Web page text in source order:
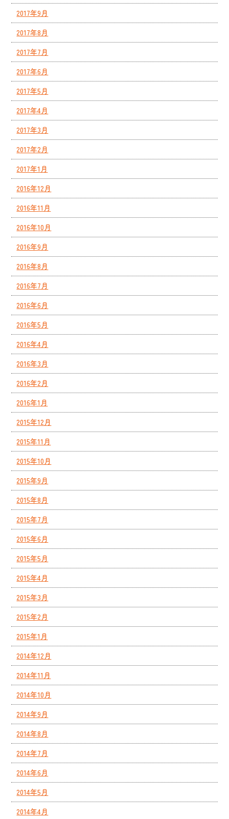
2017年9月
2017年8月
2017年7月
2017年6月
2017年5月
2017年4月
2017年3月
2017年2月
2017年1月
2016年12月
2016年11月
2016年10月
2016年9月
2016年8月
2016年7月
2016年6月
2016年5月
2016年4月
2016年3月
2016年2月
2016年1月
2015年12月
2015年11月
2015年10月
2015年9月
2015年8月
2015年7月
2015年6月
2015年5月
2015年4月
2015年3月
2015年2月
2015年1月
2014年12月
2014年11月
2014年10月
2014年9月
2014年8月
2014年7月
2014年6月
2014年5月
2014年4月